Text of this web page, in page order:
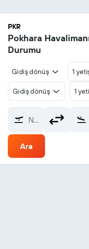
PKR
Pokhara
Durumu
Gidiş dönüş 1
Gidiş dönüş 1
Nereden?
Ara